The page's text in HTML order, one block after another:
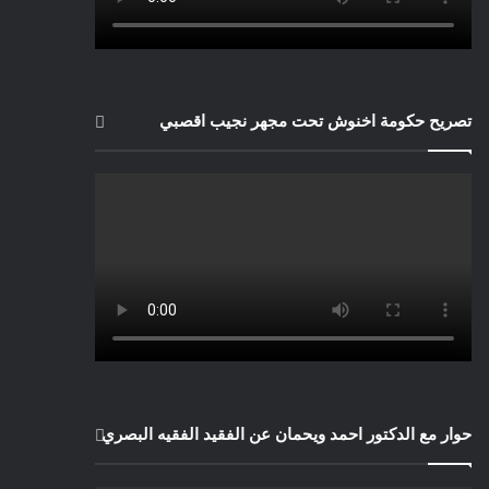
تصريح حكومة اخنوش تحت مجهر نجيب اقصبي
حوار مع الدكتور احمد ويحمان عن الفقيد الفقيه البصري